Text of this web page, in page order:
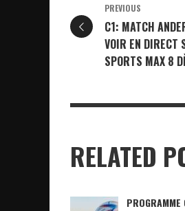
PREVIOUS
C1: MATCH
VOIR EN DIRECT
SPORTS MAX 8
RELATED